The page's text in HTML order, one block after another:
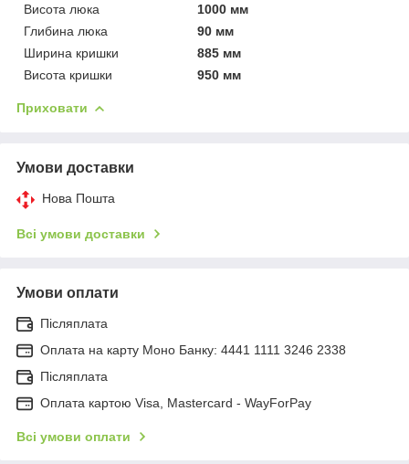
Висота люка
1000 мм
Глибина люка
90 мм
Ширина кришки
885 мм
Висота кришки
950 мм
Приховати
Умови доставки
Нова Пошта
Всі умови доставки
Умови оплати
Післяплата
Оплата на карту Моно Банку: 4441 1111 3246 2338
Післяплата
Оплата картою Visa, Mastercard - WayForPay
Всі умови оплати